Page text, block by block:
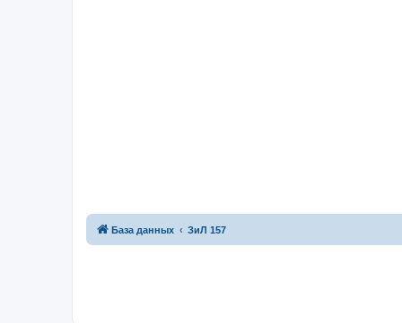
База данных ЗиЛ 157